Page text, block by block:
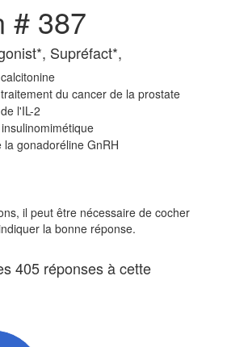
# 387
Supréfact*,
du cancer de la prostate
l'IL-2
gonadoréline GnRH
il peut être nécessaire de cocher
la bonne réponse.
405 réponses à cette